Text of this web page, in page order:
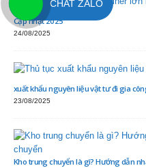
Cập nhật 2025
24/08/2025
xuất khẩu nguyên liệu vật tư đi gia
23/08/2025
Kho trung chuyển là gì? Hướng dẫn
CHAT ZALO